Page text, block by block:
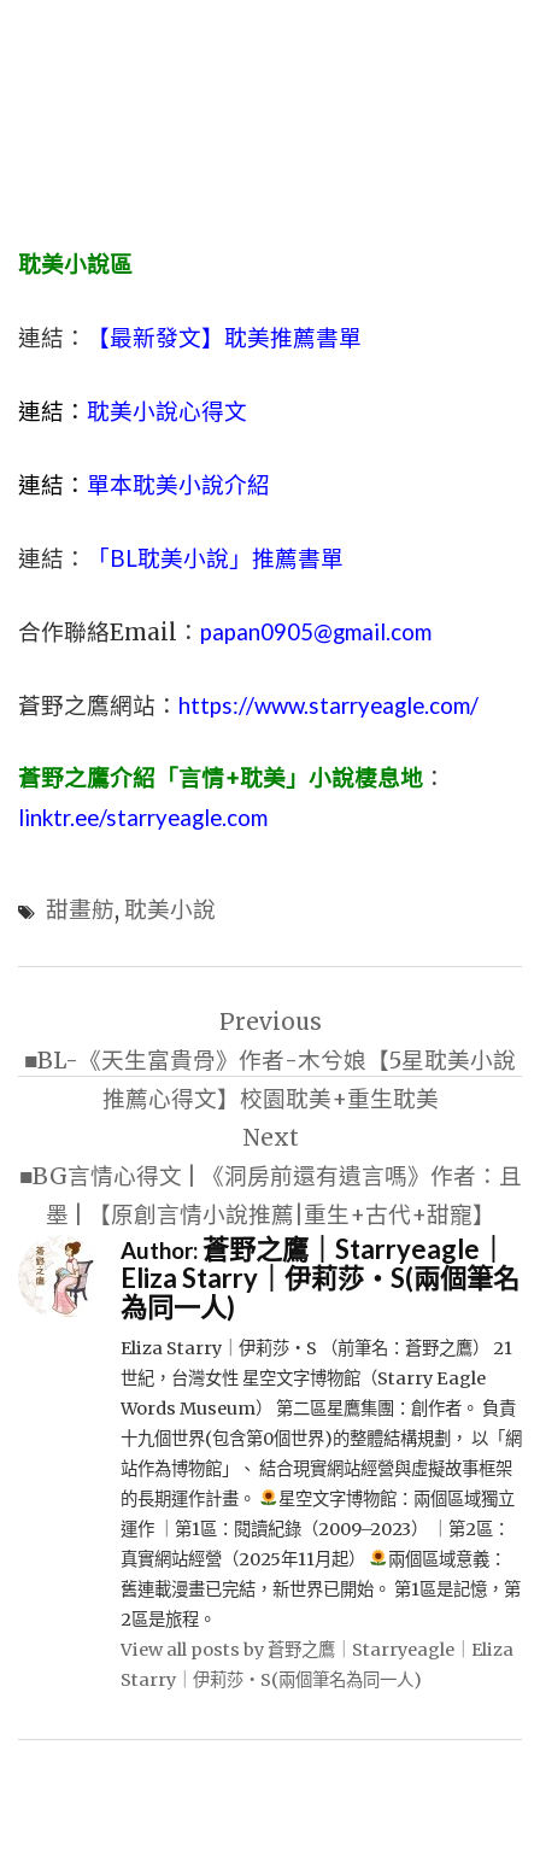
耽美小說區
連結： 【最新發文】耽美推薦書單
連結： 耽美小說心得文
連結： 單本耽美小說介紹
連結： 「BL耽美小說」推薦書單
合作聯絡Email： papan0905@gmail.com
蒼野之鷹網站： https://www.starryeagle.com/
蒼野之鷹介紹「言情+耽美」小說棲息地 ：
linktr.ee/starryeagle.com
甜畫舫, 耽美小說
導
Previous
■BL-《天生富貴骨》作者-木兮娘【5星耽美小說
推薦心得文】校園耽美+重生耽美
Next
■BG言情心得文 | 《洞房前還有遺言嗎》作者：且
墨 | 【原創言情小說推薦|重生+古代+甜寵】
Author:蒼野之鷹｜Starryeagle｜
Eliza Starry｜伊莉莎・S(兩個筆名
為同一人)
Eliza Starry｜伊莉莎・S （前筆名：蒼野之鷹） 21
世紀，台灣女性 星空文字博物館（Starry Eagle
Words Museum） 第二區星鷹集團：創作者。 負責
十九個世界(包含第0個世界)的整體結構規劃， 以「網
站作為博物館」、 結合現實網站經營與虛擬故事框架
的長期運作計畫。
星空文字博物館：兩個區域獨立
運作 ｜第1區：閱讀紀錄（2009–2023） ｜第2區：
真實網站經營（2025年11月起）
兩個區域意義：
舊連載漫畫已完結，新世界已開始。 第1區是記憶，第
2區是旅程。
View all posts by 蒼野之鷹｜Starryeagle｜Eliza
Starry｜伊莉莎・S(兩個筆名為同一人)